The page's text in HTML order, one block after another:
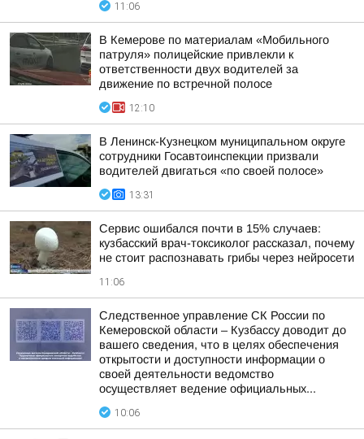
11:06
В Кемерове по материалам «Мобильного
патруля» полицейские привлекли к
ответственности двух водителей за
движение по встречной полосе
12:10
В Ленинск-Кузнецком муниципальном округе
сотрудники Госавтоинспекции призвали
водителей двигаться «по своей полосе»
13:31
Сервис ошибался почти в 15% случаев:
кузбасский врач-токсиколог рассказал, почему
не стоит распознавать грибы через нейросети
11:06
Следственное управление СК России по
Кемеровской области – Кузбассу доводит до
вашего сведения, что в целях обеспечения
открытости и доступности информации о
своей деятельности ведомство
осуществляет ведение официальных...
10:06